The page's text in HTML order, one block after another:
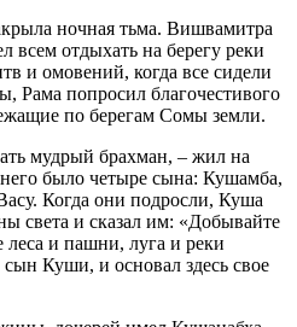
ночная тьма. Вишвамитра
всем отдыхать на берегу реки
и омовений, когда все сидели
Рама попросил благочестивого
по берегам Сомы земли.
мудрый брахман, – жил на
было четыре сына: Кушамба,
Когда они подросли, Куша
света и сказал им: «Добывайте
леса и пашни, луга и реки
Куши, и основал здесь свое